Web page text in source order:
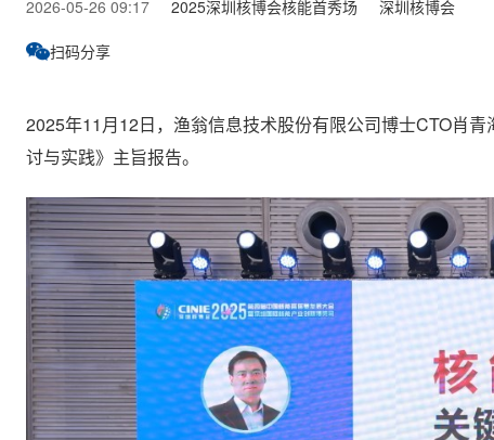
2026-05-26 09:17 2025深圳核博会核能首秀场 深圳核博会
扫码分享
2025年11月12日，渔翁信息技术股份有限公司博士CTO肖
讨与实践》主旨报告。